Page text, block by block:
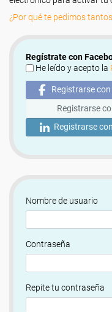
¿Por qué te pedimos
Regístrate con
He leído y acepto la
Registrarse
Registrarse
Registrarse
Nombre de usuario
Contraseña
Repite tu contraseña